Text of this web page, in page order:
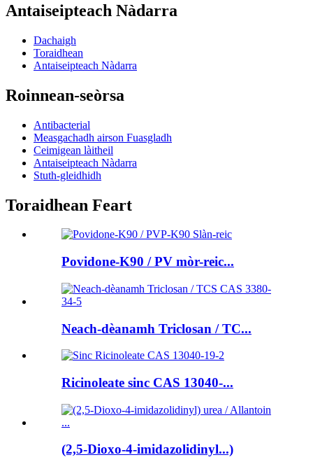
Antaiseipteach Nàdarra
Dachaigh
Toraidhean
Antaiseipteach Nàdarra
Roinnean-seòrsa
Antibacterial
Measgachadh airson Fuasgladh
Ceimigean làitheil
Antaiseipteach Nàdarra
Stuth-gleidhidh
Toraidhean Feart
Povidone-K90 / PV mòr-reic...
Neach-dèanamh Triclosan / TC...
Ricinoleate sinc CAS 13040-...
(2,5-Dioxo-4-imidazolidinyl...)